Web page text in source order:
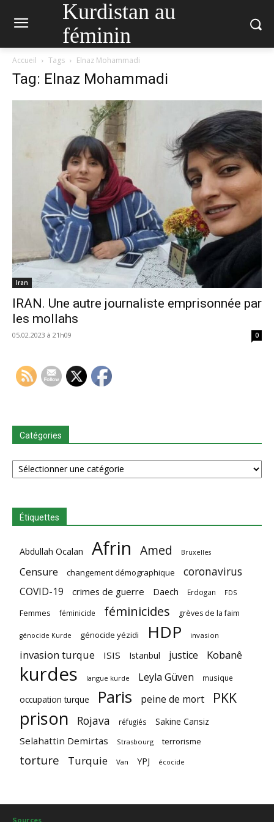
Kurdistan au
féminin
Accueil Tags Elnaz Mohammadi
Tag: Elnaz Mohammadi
Iran
IRAN. Une autre journaliste emprisonnée par
les mollahs
05.02.2023 à 21h09 0
Catégories
Catégories
Étiquettes
Abdullah Ocalan Afrin Amed Bruxelles
Censure changement démographique coronavirus
COVID-19 crimes de guerre Daech Erdogan FDS
Femmes féminicide féminicides grèves de la faim
génocide Kurde génocide yézidi HDP invasion
invasion turque ISIS Istanbul justice Kobanê
kurdes langue kurde Leyla Güven musique
occupation turque Paris peine de mort PKK
prison Rojava réfugiés Sakine Cansiz
Selahattin Demirtas Strasbourg terrorisme
torture Turquie Van YPJ écocide
Sources